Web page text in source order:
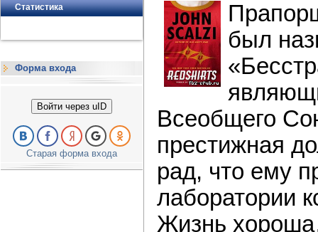
Статистика
Форма входа
Войти через uID
Старая форма входа
был
Всеобщего
престижная
рад, что ему
лаборатории
Жизнь